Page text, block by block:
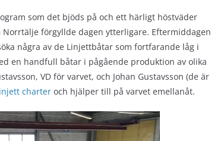
som det bjöds på och ett härligt höstväder
förgyllde dagen ytterligare. Eftermiddagen
några av de Linjettbåtar som fortfarande låg i
en handfull båtar i pågående produktion av olika
VD för varvet, och Johan Gustavsson (de är
charter och hjälper till på varvet emellanåt.